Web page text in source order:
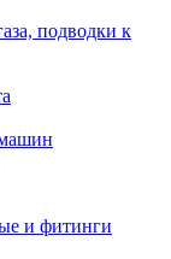
подводки к
и фитинги